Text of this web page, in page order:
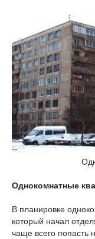
Однокомнатные
В планировке
который начал
чаще всего попасть